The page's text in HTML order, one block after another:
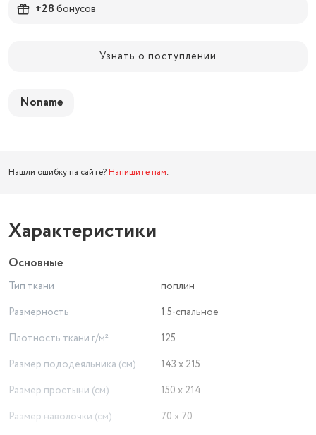
+28бонусов
Узнать о поступлении
Noname
Нашли ошибку на сайте? Напишите нам.
Характеристики
Основные
Тип ткани
поплин
Размерность
1.5-спальное
Плотность ткани г/м²
125
Размер пододеяльника (см)
143 х 215
Размер простыни (см)
150 х 214
Размер наволочки (см)
70 х 70